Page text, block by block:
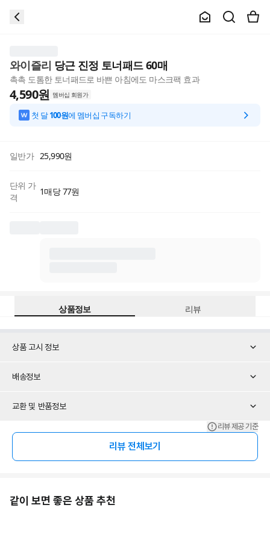
와이즐리 당근 진정 토너패드 60매
촉촉 도톰한 토너패드로 바쁜 아침에도 마스크팩 효과
4,590원 멤버십 회원가
첫 달100원에 멤버십 구독하기
일반가 25,990원
단위 가
격
1매당 77원
상품정보 리뷰
상품 고시 정보
배송정보
교환 및 반품정보
리뷰 제공 기준
리뷰 전체보기
같이 보면 좋은 상품 추천